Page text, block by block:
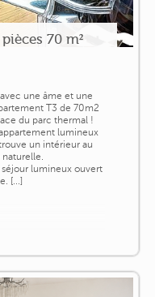
70 m²
une âme et une
T3 de 70m2
du parc thermal !
lumineux
un intérieur au
lumineux ouvert
[...]